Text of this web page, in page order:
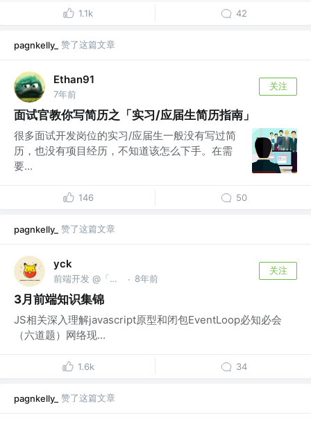
1.1k 42
pagnkelly_ 赞了这篇文章
Ethan91
7年前
关注
面试官教你写简历之「实习/应届生简历指南」
很多面试开发岗位的实习/应届生一般没有写过简
历，也没有项目经历，不知道该怎么下手。在需
要...
146 50
pagnkelly_ 赞了这篇文章
yck
前端开发 @「前端真好玩」公众号作者 · 8年前
关注
3月前端知识集锦
JS相关深入理解javascript原型和闭包EventLoop必知必会
（六道题）网络现...
1.6k 34
pagnkelly_ 赞了这篇文章